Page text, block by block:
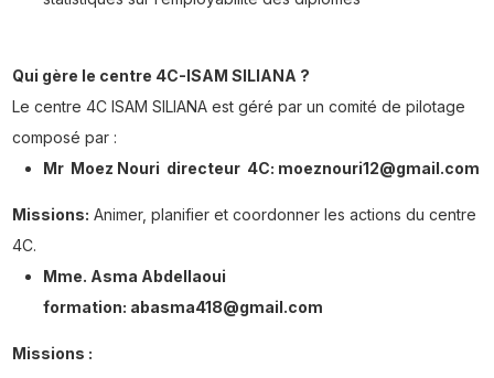
Qui gère le centre 4C-ISAM SILIANA ?
Le centre 4C ISAM SILIANA est géré par un comité de pilotage
composé par :
Mr Moez Nouri directeur 4C: moeznouri12@gmail.com
Missions: Animer, planifier et coordonner les actions du centre
4C.
Mme. Asma Abdellaoui
formation: abasma418@gmail.com
Missions :